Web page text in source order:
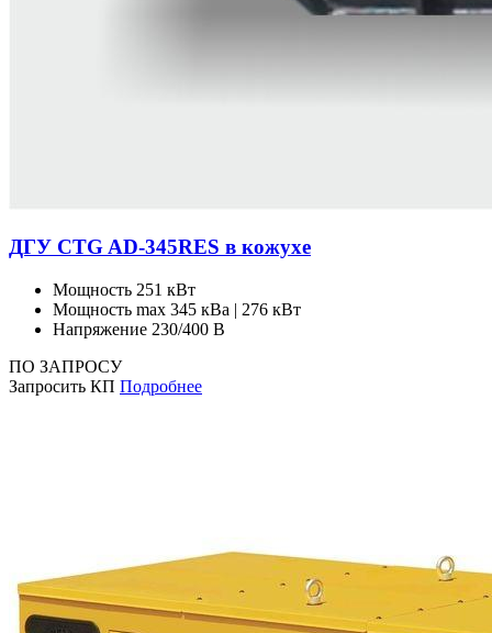
ДГУ CTG AD-345RES в кожухе
Мощность 251 кВт
Мощность max 345 кВа | 276 кВт
Напряжение 230/400 В
ПО ЗАПРОСУ
Запросить КП Подробнее